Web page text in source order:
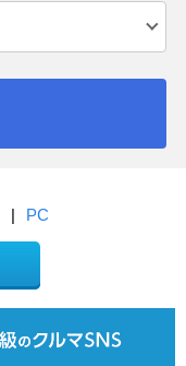
| PC